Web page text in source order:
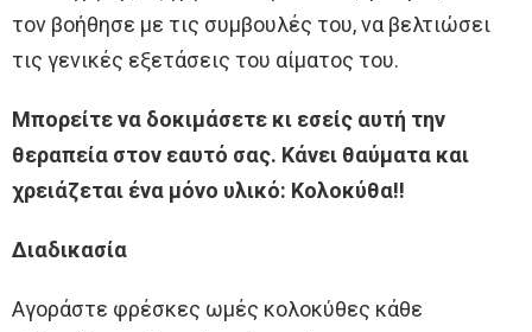
τον βοήθησε με τις συμβουλές του, να βελτιώσει
τις γενικές εξετάσεις του αίματος του.
Μπορείτε να δοκιμάσετε κι εσείς αυτή την
θεραπεία στον εαυτό σας. Κάνει θαύματα και
χρειάζεται ένα μόνο υλικό: Κολοκύθα!!
Διαδικασία
Αγοράστε φρέσκες ωμές κολοκύθες κάθε